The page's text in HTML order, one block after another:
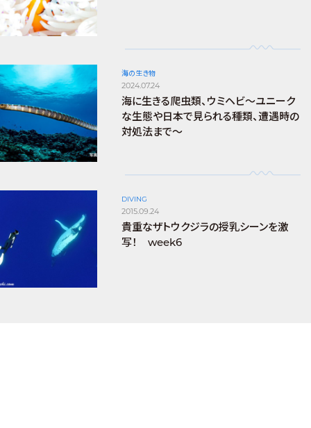
海の生き物
2024.07.24
海に生きる爬虫類、ウミヘビ～ユニーク
な生態や日本で見られる種類、遭遇時の
対処法まで～
DIVING
2015.09.24
貴重なザトウクジラの授乳シーンを激
写！ week6